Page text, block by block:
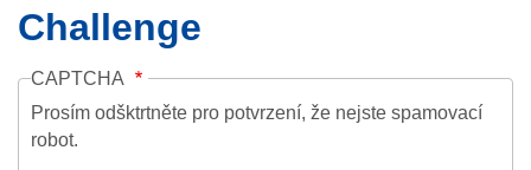
Challenge
CAPTCHA
Prosím odšktrtněte pro potvrzení, že nejste spamovací
robot.